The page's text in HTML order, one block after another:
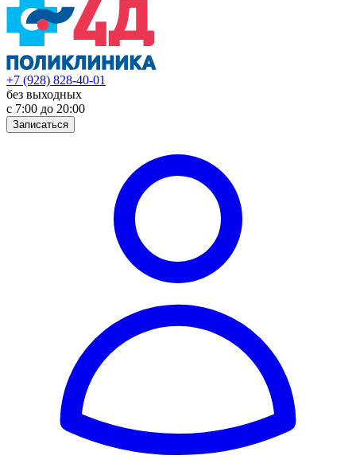
+7 (928) 828-40-01
без выходных
с 7:00 до 20:00
Записаться